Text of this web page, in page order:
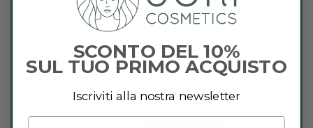
SCONTO DEL 10%
SUL TUO PRIMO ACQUISTO
Iscriviti alla nostra newsletter